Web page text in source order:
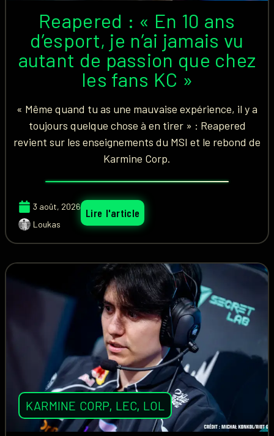
Reapered : « En 10 ans
d’esport, je n’ai jamais vu
autant de passion que chez
les fans KC »
« Même quand tu as une mauvaise expérience, il y a
toujours quelque chose à en tirer » : Reapered
revient sur les enseignements du MSI et le rebond de
Karmine Corp.
3 août, 2026
Loukas
Lire l'article
KARMINE CORP, LEC, LOL